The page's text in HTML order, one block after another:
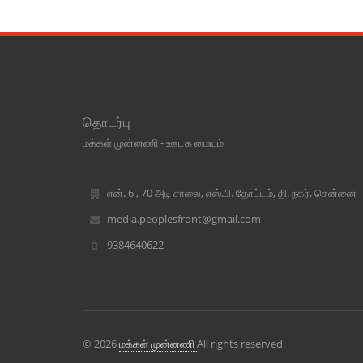
தொடர்பு
மக்கள் முன்னணி - ஊடக மையம்
என். 6 , 70 அடி சாலை, எஸ்.பி. தோட்டம், தி. நகர், சென்னை -
media.peoplesfront@gmail.com
9384640622
© 2026மக்கள் முன்னணிAll rights reserved.